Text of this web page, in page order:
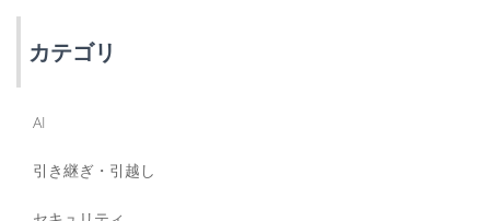
カテゴリ
AI
引き継ぎ・引越し